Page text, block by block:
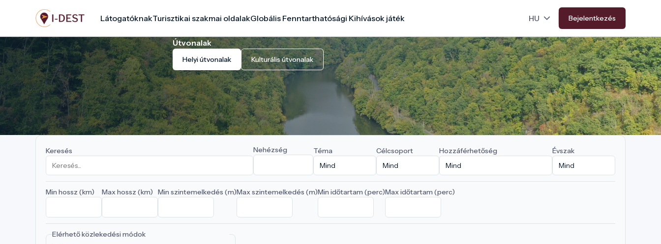
tartalomra
LátogatóknakTurisztikai szakmai oldalakGlobális Fenntarthatósági Kihívások játék Bejelentkezés
Útvonalak
Helyi útvonalak Kulturális útvonalak
Keresés Nehézség Téma Célcsoport Hozzáférhetőség Évszak
Min hossz (km) Max hossz (km) Min szintemelkedés (m)Max szintemelkedés (m)Min időtartam (perc)Max időtartam (perc)
Elérhető közlekedési módok